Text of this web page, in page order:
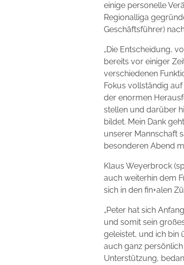
einige personelle
Regionalliga
Geschäftsführer)
„Die Entscheidung,
bereits vor einiger
verschiedenen
Fokus vollständig
der enormen
stellen und darüber
bildet. Mein Dank
unserer Mannschaft
besonderen Abend
Klaus Weyerbrock
auch weiterhin dem
sich in den fin+alen
„Peter hat sich
und somit sein
geleistet, und ich bin
auch ganz
Unterstützung,